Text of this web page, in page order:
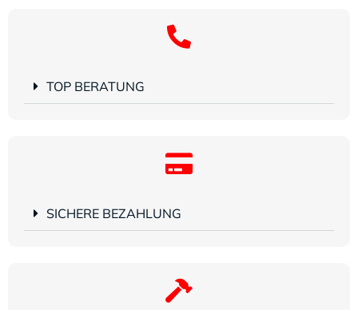
TOP BERATUNG
SICHERE BEZAHLUNG